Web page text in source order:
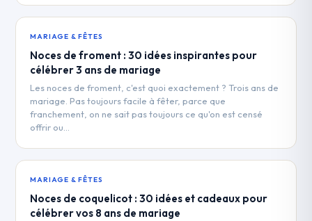
MARIAGE & FÊTES
Noces de froment : 30 idées inspirantes pour
célébrer 3 ans de mariage
Les noces de froment, c'est quoi exactement ? Trois ans de
mariage. Pas toujours facile à fêter, parce que
franchement, on ne sait pas toujours ce qu'on est censé
offrir ou…
MARIAGE & FÊTES
Noces de coquelicot : 30 idées et cadeaux pour
célébrer vos 8 ans de mariage